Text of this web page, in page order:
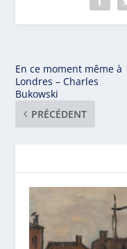
En ce moment même à
Londres – Charles
Bukowski
PRÉCÉDENT